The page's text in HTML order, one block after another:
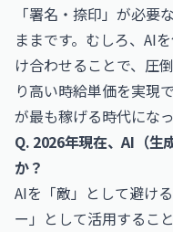
「署名・捺印」が必要
ままです。むしろ、AI
け合わせることで、圧
り高い時給単価を実現
が最も稼げる時代になっ
Q. 2026年現在、AI（生
か？
AIを「敵」として避け
ー」として活用するこ